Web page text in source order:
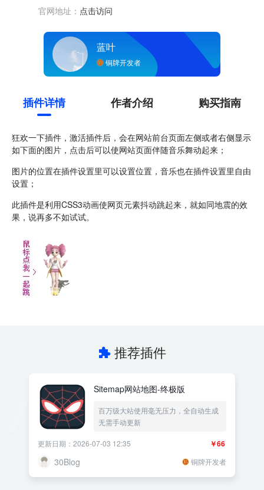
官网地址： 点击访问
蓝叶
铜牌开发者
插件详情 作者介绍 购买指南
狂欢一下插件，激活插件后，会在网站前台页面左侧或者右侧显示
如下面的图片，点击后可以使网站页面伴随音乐舞动起来；
图片的位置在插件设置里可以设置位置，音乐也在插件设置里自由
设置；
此插件是利用CSS3动画使网页元素抖动跳起来，就如同地震的效
果，说再多不如试试。
推荐插件
Sitemap网站地图-终极版
百万级大站使用毫无压力，全自动生成
无需手动更新
￥66
更新日期：2026-07-03 12:35
30Blog 铜牌开发者